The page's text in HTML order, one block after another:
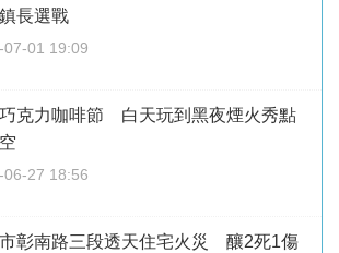
長選戰
07-01 19:09
克力咖啡節 白天玩到黑夜煙火秀點
06-27 18:56
彰南路三段透天住宅火災 釀2死1傷